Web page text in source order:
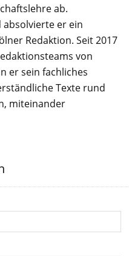
ab.
absolvierte er ein
Redaktion. Seit 2017
von
er sein fachliches
Texte rund
miteinander